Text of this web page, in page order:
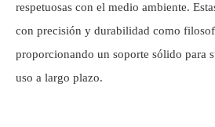
respetuosas con el medio ambiente.
con precisión y durabilidad como
proporcionando un soporte sólido para
uso a largo plazo.